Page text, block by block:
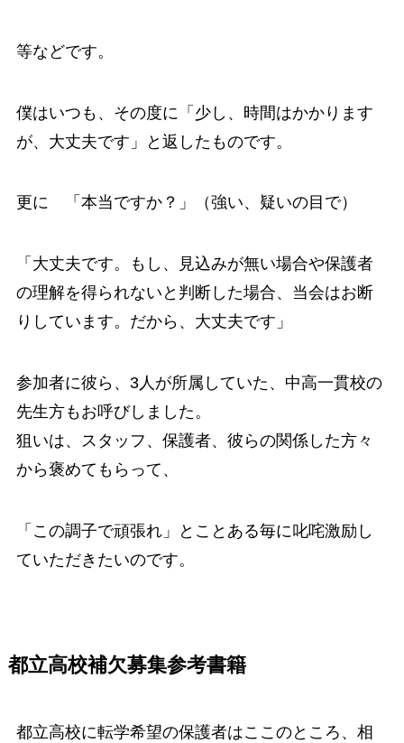
等などです。
僕はいつも、その度に「少し、時間はかかります
が、大丈夫です」と返したものです。
更に 「本当ですか？」（強い、疑いの目で）
「大丈夫です。もし、見込みが無い場合や保護者
の理解を得られないと判断した場合、当会はお断
りしています。だから、大丈夫です」
参加者に彼ら、3人が所属していた、中高一貫校の
先生方もお呼びしました。
狙いは、スタッフ、保護者、彼らの関係した方々
から褒めてもらって、
「この調子で頑張れ」とことある毎に叱咤激励し
ていただきたいのです。
都立高校補欠募集参考書籍
都立高校に転学希望の保護者はここのところ、相